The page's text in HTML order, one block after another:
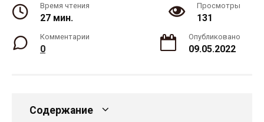
Время чтения
27 мин.
Просмотры
131
Комментарии
0
Опубликовано
09.05.2022
Содержание